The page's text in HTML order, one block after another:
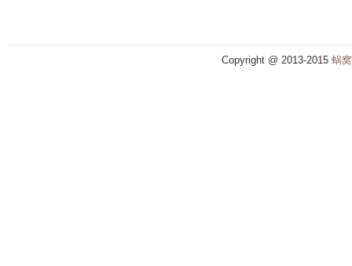
Copyright @ 2013-2015 蜗